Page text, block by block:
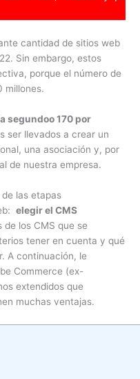
cantidad de sitios web
Sin embargo, estos
porque el número de
millones.
segundoo 170 por
ser llevados a crear un
una asociación y, por
de nuestra empresa.
las etapas
elegir el CMS
de los CMS que se
tener en cuenta y qué
A continuación, le
Commerce (ex-
extendidos que
muchas ventajas.